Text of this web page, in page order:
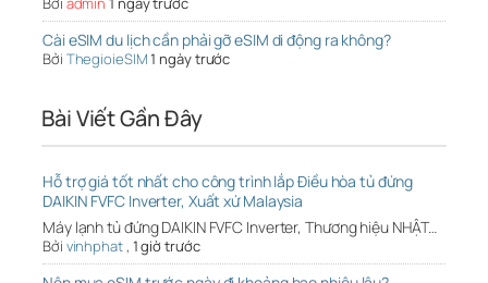
Cài eSIM du lịch cần phải gỡ eSIM di động ra không?
Bởi ThegioieSIM1 ngày trước
Bài Viết Gần Đây
Hỗ trợ giá tốt nhất cho công trình lắp Điều hòa tủ đứng
DAIKIN FVFC Inverter, Xuất xứ Malaysia
Máy lạnh tủ đứng DAIKIN FVFC Inverter, Thương hiệu NHẬT…
Bởi vinhphat, 1 giờ trước